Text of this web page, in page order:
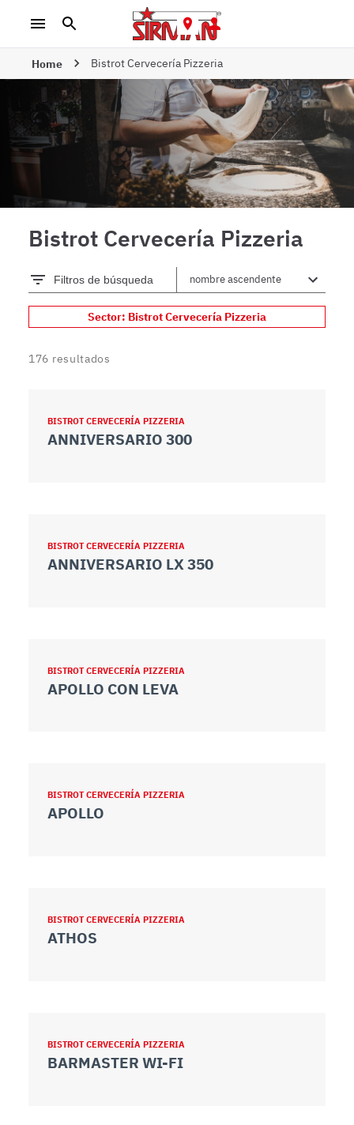
Home Bistrot Cervecería Pizzeria
Bistrot Cervecería Pizzeria
Filtros de búsqueda
Sector: Bistrot Cervecería Pizzeria
176 resultados
BISTROT CERVECERÍA PIZZERIA
ANNIVERSARIO 300
BISTROT CERVECERÍA PIZZERIA
ANNIVERSARIO LX 350
BISTROT CERVECERÍA PIZZERIA
APOLLO CON LEVA
BISTROT CERVECERÍA PIZZERIA
APOLLO
BISTROT CERVECERÍA PIZZERIA
ATHOS
BISTROT CERVECERÍA PIZZERIA
BARMASTER WI-FI